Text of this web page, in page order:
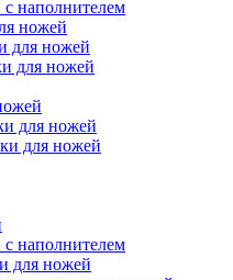
наполнителем
ножей
для ножей
для ножей
для ножей
для ножей
наполнителем
для ножей